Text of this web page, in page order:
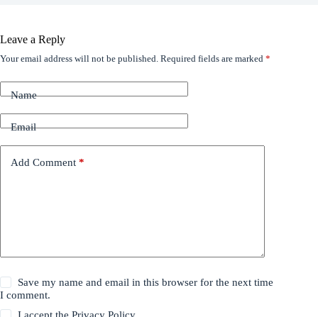
Leave a Reply
Your email address will not be published. Required fields are marked *
Name
Email
Add Comment *
Save my name and email in this browser for the next time
I comment.
I accept thePrivacy Policy